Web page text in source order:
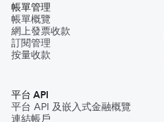
帳單管理
帳單概覽
網上發票收款
訂閱管理
按量收款
平台 API
平台 API 及嵌入式金融概覽
連結帳戶